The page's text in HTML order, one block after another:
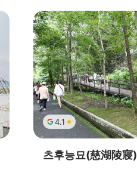
4.1
츠후능묘(慈湖陵寢)